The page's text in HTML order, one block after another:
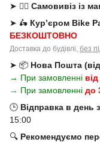
➤ 🚶‍♂️ Самовивіз із
➤ 🛵 Кур’єром Bike
БЕЗКОШТОВНО
Доставка до будівлі, без
➤ 📦 Нова Пошта
→ При замовленні
→ При замовленні до
🕒 Відправка в день
15:00
🔍 Рекомендуємо